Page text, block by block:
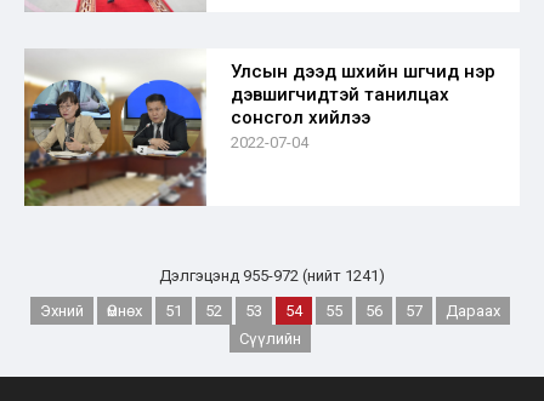
Улсын дээд шүүхийн шүүгчид нэр
дэвшигчидтэй танилцах
сонсгол хийлээ
2022-07-04
Дэлгэцэнд 955-972 (нийт 1241)
Эхний
Өмнөх 51 52 53 54 55 56 57
Дараах
Сүүлийн